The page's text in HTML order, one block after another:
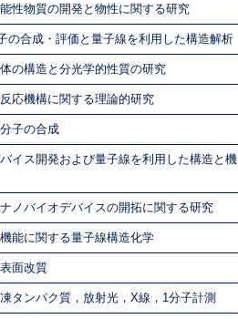
性物質の開発と物性に関する研究
の合成・評価と量子線を利用した構造解析
の構造と分光学的性質の研究
応機構に関する理論的研究
子の合成
イス開発および量子線を利用した構造と機
ノバイオデバイスの開拓に関する研究
能に関する量子線構造化学
面改質
タンパク質，放射光，X線，1分子計測